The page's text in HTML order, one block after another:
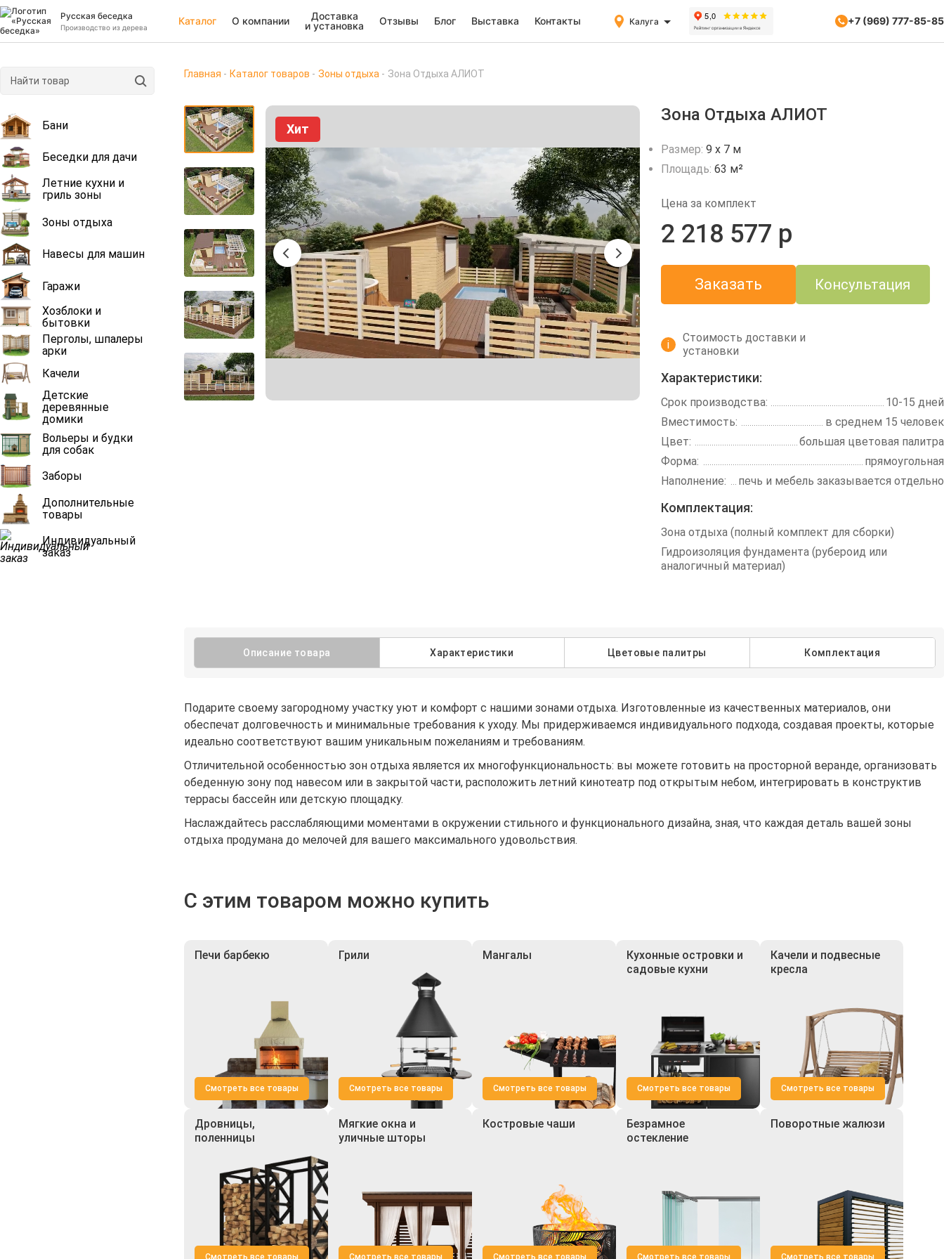
Русская беседка
Производство из дерева
Каталог О компании
Доставка
и установка
Отзывы Блог Выставка Контакты Калуга +7 (969) 777-85-85
Бани
Беседки для дачи
Летние кухни и
гриль зоны
Зоны отдыха
Навесы для машин
Гаражи
Хозблоки и
бытовки
Перголы, шпалеры
арки
Качели
Детские
деревянные
домики
Вольеры и будки
для собак
Заборы
Дополнительные
товары
Индивидуальный
заказ
Главная Каталог товаров Зоны отдыха Зона Отдыха АЛИОТ
Хит
Зона Отдыха АЛИОТ
Размер:9 х 7 м
Площадь:63 м²
Цена за комплект
2 218 577 р
Заказать Консультация
i
Стоимость доставки и
установки
Характеристики:
Срок производства:
10-15 дней
Вместимость:
в среднем 15 человек
Цвет:
большая цветовая палитра
Форма:
прямоугольная
Наполнение:
печь и мебель заказывается отдельно
Комплектация:
Зона отдыха (полный комплект для сборки)
Гидроизоляция фундамента (рубероид или
аналогичный материал)
Описание товара Характеристики Цветовые палитры Комплектация
Подарите своему загородному участку уют и комфорт с нашими зонами отдыха. Изготовленные из качественных материалов, они
обеспечат долговечность и минимальные требования к уходу. Мы придерживаемся индивидуального подхода, создавая проекты, которые
идеально соответствуют вашим уникальным пожеланиям и требованиям.
Отличительной особенностью зон отдыха является их многофункциональность: вы можете готовить на просторной веранде, организовать
обеденную зону под навесом или в закрытой части, расположить летний кинотеатр под открытым небом, интегрировать в конструктив
террасы бассейн или детскую площадку.
Наслаждайтесь расслабляющими моментами в окружении стильного и функционального дизайна, зная, что каждая деталь вашей зоны
отдыха продумана до мелочей для вашего максимального удовольствия.
С этим товаром можно купить
Печи барбекю
Смотреть все товары
Грили
Смотреть все товары
Мангалы
Смотреть все товары
Кухонные островки и
садовые кухни
Смотреть все товары
Качели и подвесные
кресла
Смотреть все товары
Дровницы,
поленницы
Смотреть все товары
Мягкие окна и
уличные шторы
Смотреть все товары
Костровые чаши
Смотреть все товары
Безрамное
остекление
Смотреть все товары
Поворотные жалюзи
Смотреть все товары